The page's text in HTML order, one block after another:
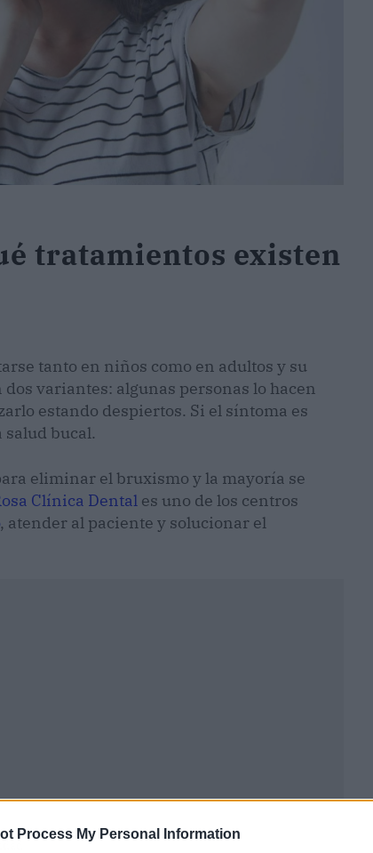
Process My Personal Information
tratamientos existen
tanto en niños como en adultos y su
variantes: algunas personas lo hacen
estando despiertos. Si el síntoma es
bucal.
eliminar el bruxismo y la mayoría se
Clínica Dental es uno de los centros
, atender al paciente y solucionar el